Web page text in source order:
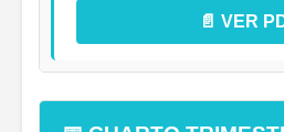
📄 VER